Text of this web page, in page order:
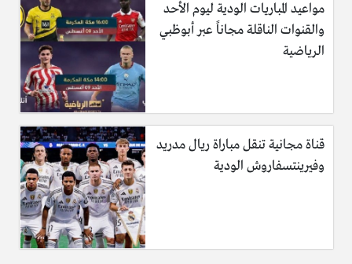
مواعيد المباريات الودية ليوم الأحد
والقنوات الناقلة مجاناً عبر أبوظبي
الرياضية
قناة مجانية تنقل مباراة ريال مدريد
وفيرينتسفاروش الودية